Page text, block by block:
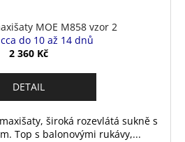
MOE M858 vzor 2
do 10 až 14 dnů
2 360 Kč
DETAIL
široká rozevlátá sukně s
Top s balonovými rukávy,...